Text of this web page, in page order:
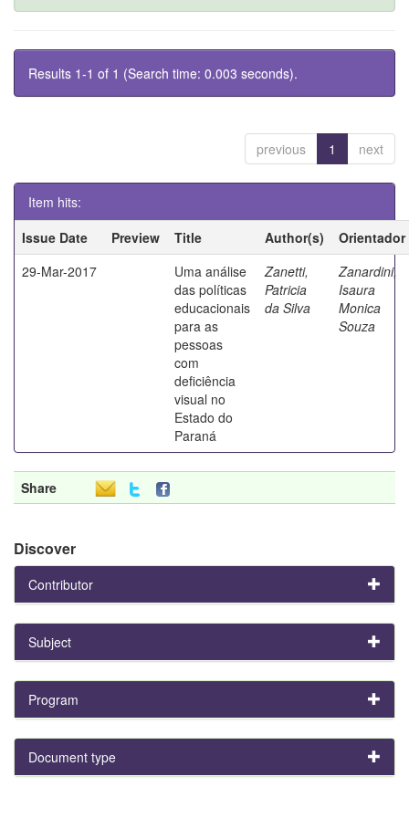
Results 1-1 of 1 (Search time: 0.003 seconds).
previous 1 next
Item hits:
Issue Date
Preview Title Author(s)
Orientador
29-Mar-2017
Uma análise
das políticas
educacionais
para as
pessoas
com
deficiência
visual no
Estado do
Paraná
Zanetti,
Patricia
da Silva
Zanardini,
Isaura
Monica
Souza
Share
Discover
Contributor
Subject
Program
Document type